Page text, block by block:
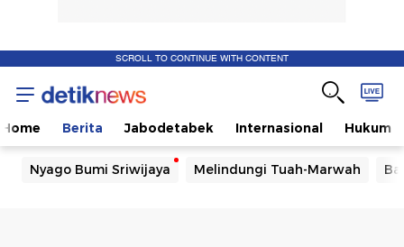
SCROLL TO CONTINUE WITH CONTENT
Home Berita Jabodetabek Internasional Hukum
Nyago Bumi Sriwijaya Melindungi Tuah-Marwah